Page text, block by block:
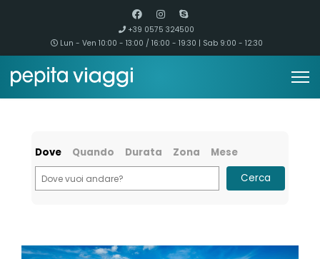
+39 0575 324500
Lun - Ven 10:00 - 13:00 / 16:00 - 19:30 | Sab 9:00 - 12:30
Dove Quando Durata Zona
Mese
Cerca